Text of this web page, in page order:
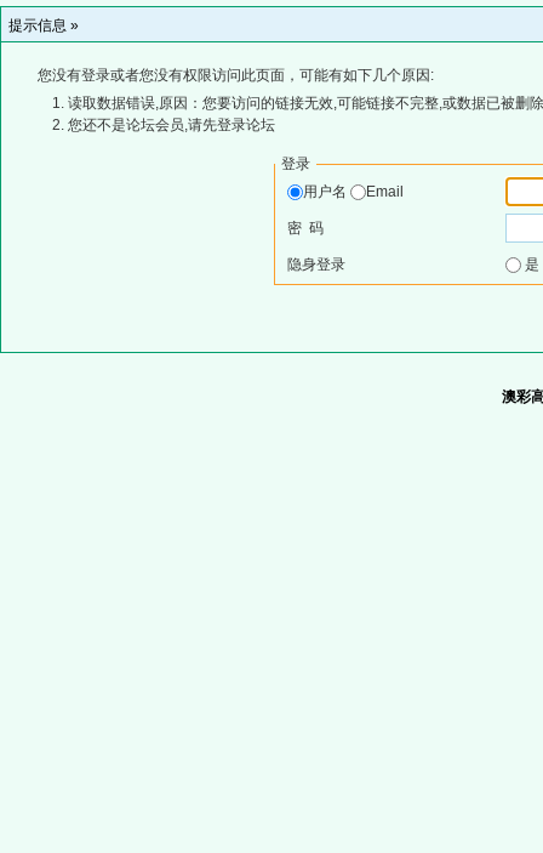
提示信息 »
您没有登录或者您没有权限访问此页面，可能有如下几个原因:
读取数据错误,原因：您要访问的链接无效,可能链接不完整,或数据已被删
您还不是论坛会员,请先登录论坛
登录
用户名
Email
密 码
隐身登录
澳彩